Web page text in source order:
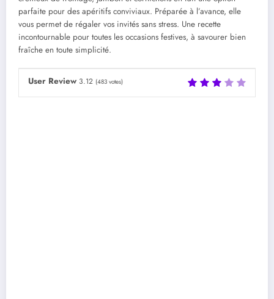
parfaite pour des apéritifs conviviaux. Préparée à l’avance, elle
vous permet de régaler vos invités sans stress. Une recette
incontournable pour toutes les occasions festives, à savourer bien
fraîche en toute simplicité.
User Review 3.12 (483 votes)